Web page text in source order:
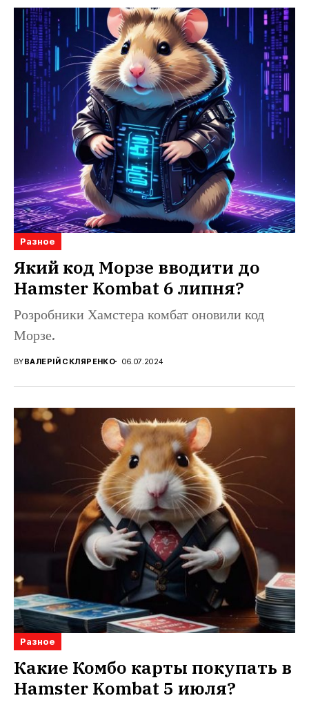
Разное
Який код Морзе вводити до
Hamster Kombat 6 липня?
Розробники Хамстера комбат оновили код
Морзе.
BYВАЛЕРІЙ СКЛЯРЕНКО 06.07.2024
Разное
Какие Комбо карты покупать в
Hamster Kombat 5 июля?